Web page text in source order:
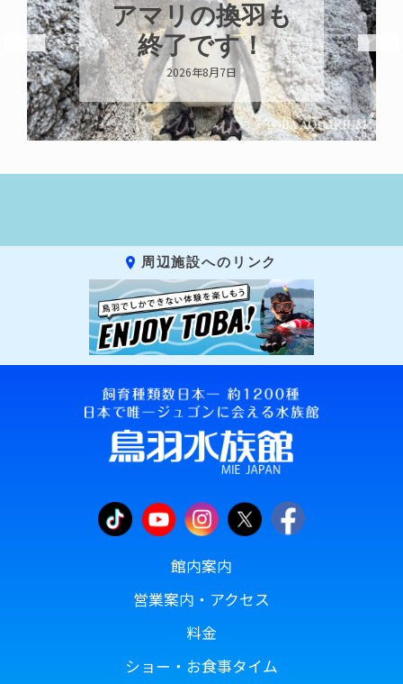
も
トビウオ幼魚展
示中！
2026年8月6日
周辺施設へのリンク
館内案内
営業案内・アクセス
料金
ショー・お食事タイム